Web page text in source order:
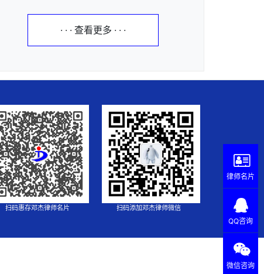
· · · 查看更多 · · ·
扫码惠存邓杰律师名片 扫码添加邓杰律师微信
律师名片
QQ咨询
微信咨询